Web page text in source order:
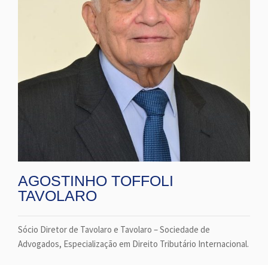
AGOSTINHO TOFFOLI
TAVOLARO
Sócio Diretor de Tavolaro e Tavolaro – Sociedade de
Advogados, Especialização em Direito Tributário Internacional.